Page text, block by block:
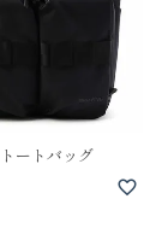
ートバッグ